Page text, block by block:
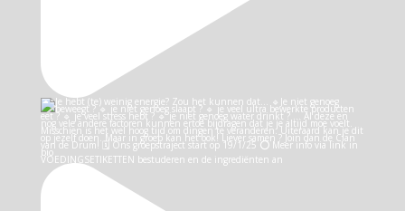
VOEDINGSETIKETTEN bestuderen en de ingrediënten an